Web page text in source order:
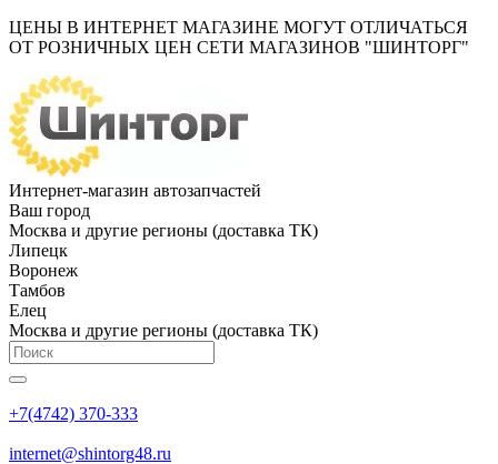
ЦЕНЫ В ИНТЕРНЕТ МАГАЗИНЕ МОГУТ ОТЛИЧАТЬСЯ
ОТ РОЗНИЧНЫХ ЦЕН СЕТИ МАГАЗИНОВ "ШИНТОРГ"
Интернет-магазин автозапчастей
Ваш город
Москва и другие регионы (доставка ТК)
Липецк
Воронеж
Тамбов
Елец
Москва и другие регионы (доставка ТК)
+7(4742) 370-333
internet@shintorg48.ru